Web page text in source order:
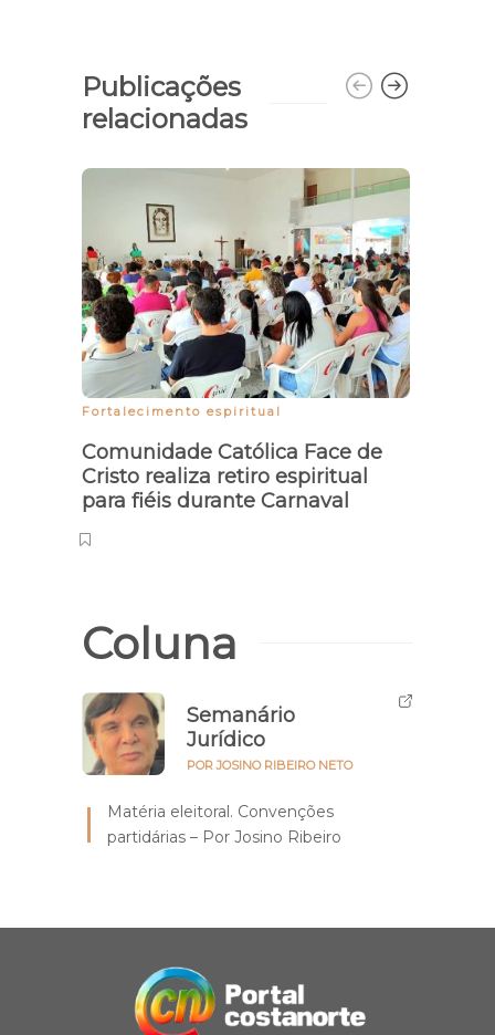
Publicações
relacionadas
Fortalecimento espiritual
Comunidade Católica Face de
Cristo realiza retiro espiritual
para fiéis durante Carnaval
Coluna
Semanário
Jurídico
POR JOSINO RIBEIRO NETO
Matéria eleitoral. Convenções
partidárias – Por Josino Ribeiro